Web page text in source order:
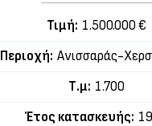
Τιμή: 1.500.000 €
Περιοχή: Ανισσαράς-
Τ.μ: 1.700
Έτος κατασκευής: